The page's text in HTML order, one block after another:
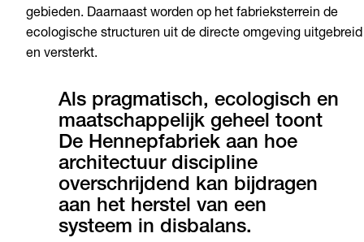
gebieden. Daarnaast worden op het fabrieksterrein de
ecologische structuren uit de directe omgeving uitgebreid
en versterkt.
Als pragmatisch, ecologisch en
maatschappelijk geheel toont
De Hennepfabriek aan hoe
architectuur discipline
overschrijdend kan bijdragen
aan het herstel van een
systeem in disbalans.